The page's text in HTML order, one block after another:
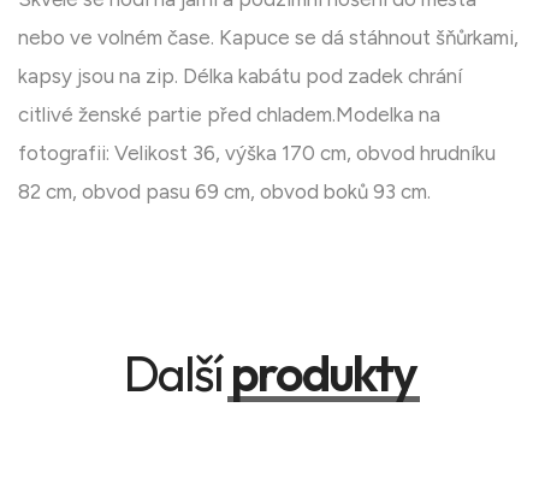
nebo ve volném čase. Kapuce se dá stáhnout šňůrkami,
kapsy jsou na zip. Délka kabátu pod zadek chrání
citlivé ženské partie před chladem.Modelka na
fotografii: Velikost 36, výška 170 cm, obvod hrudníku
82 cm, obvod pasu 69 cm, obvod boků 93 cm.
Dalšíprodukty